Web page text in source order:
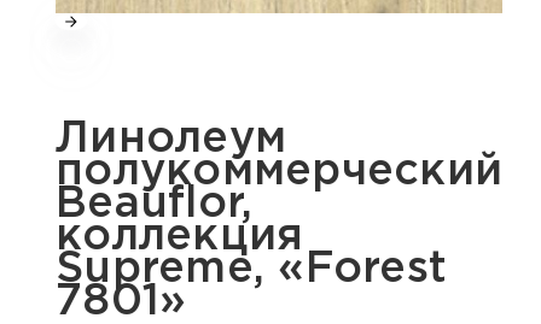
Линолеум
полукоммерческий
Beauflor,
коллекция
Supreme, «Forest
7801»